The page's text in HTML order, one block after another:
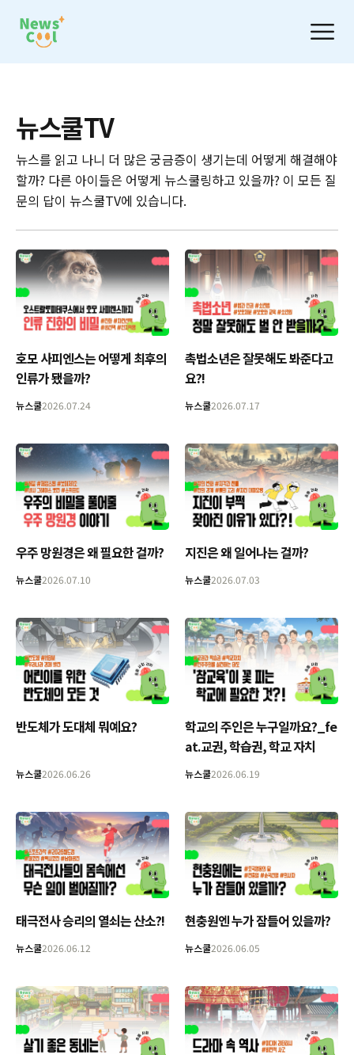
뉴스쿨TV
뉴스를 읽고 나니 더 많은 궁금증이 생기는데 어떻게 해결해야
할까? 다른 아이들은 어떻게 뉴스쿨링하고 있을까? 이 모든 질
문의 답이 뉴스쿨TV에 있습니다.
호모 사피엔스는 어떻게 최후의
인류가 됐을까?
뉴스쿨2026.07.24
촉법소년은 잘못해도 봐준다고
요?!
뉴스쿨2026.07.17
우주 망원경은 왜 필요한 걸까?
뉴스쿨2026.07.10
지진은 왜 일어나는 걸까?
뉴스쿨2026.07.03
반도체가 도대체 뭐예요?
뉴스쿨2026.06.26
학교의 주인은 누구일까요?_fe
at.교권, 학습권, 학교 자치
뉴스쿨2026.06.19
태극전사 승리의 열쇠는 산소?!
뉴스쿨2026.06.12
현충원엔 누가 잠들어 있을까?
뉴스쿨2026.06.05